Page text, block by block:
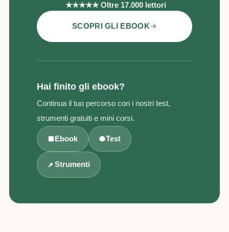
★★★★★ Oltre 17.000 lettori
SCOPRI GLI EBOOK
Hai finito gli ebook?
Continua il tuo percorso con i nostri test,
strumenti gratuiti e mini corsi.
Ebook Test
Strumenti